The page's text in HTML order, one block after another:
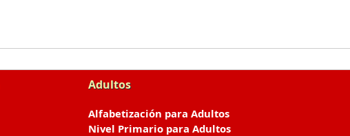
Adultos
Alfabetización para Adultos
Nivel Primario para Adultos